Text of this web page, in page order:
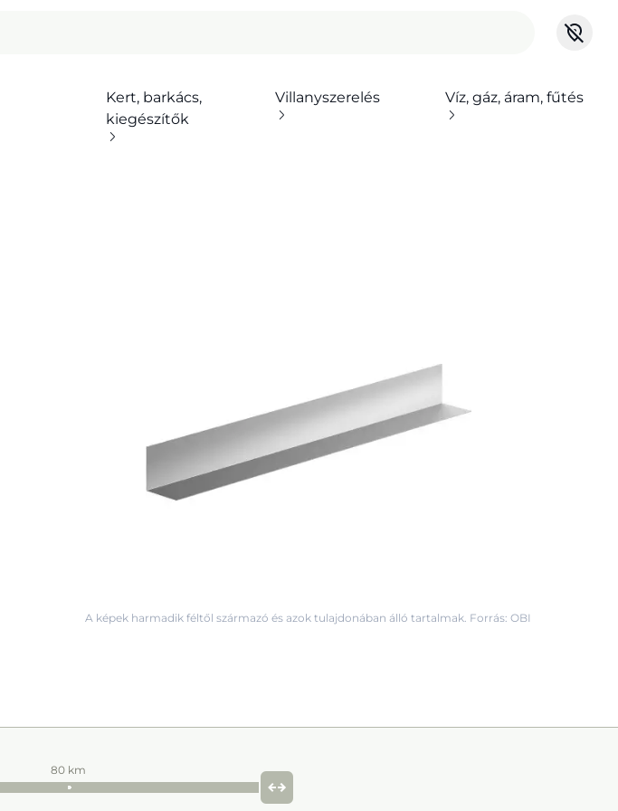
Kert, barkács,
kiegészítők
Villanyszerelés Víz, gáz, áram, fűtés
A képek harmadik féltől származó és azok tulajdonában álló tartalmak. Forrás: OBI
80 km